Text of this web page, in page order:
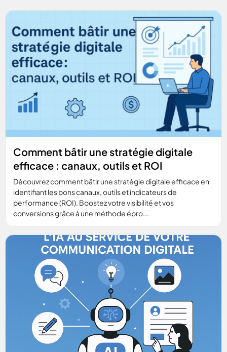
Comment bâtir une stratégie digitale
efficace : canaux, outils et ROI
Découvrez comment bâtir une stratégie digitale efficace en
identifiant les bons canaux, outils et indicateurs de
performance (ROI). Boostez votre visibilité et vos
conversions grâce à une méthode épro...